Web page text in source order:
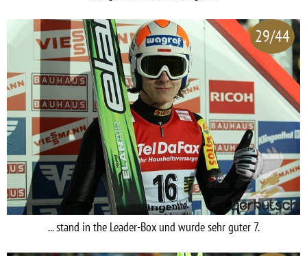
29/44
... stand in the Leader-Box und wurde sehr guter 7.